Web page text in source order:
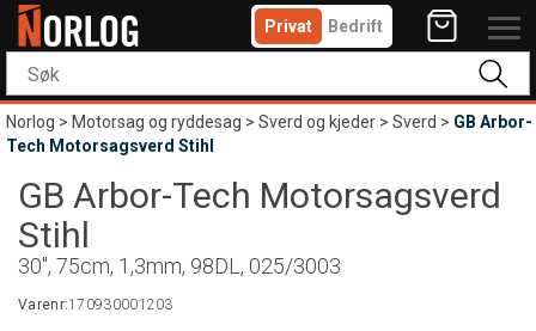
Privat Bedrift
Norlog>Motorsag og ryddesag>Sverd og kjeder>Sverd>GB Arbor-
Tech Motorsagsverd Stihl
GB Arbor-Tech Motorsagsverd
Stihl
30", 75cm, 1,3mm, 98DL, 025/3003
Varenr:170930001203